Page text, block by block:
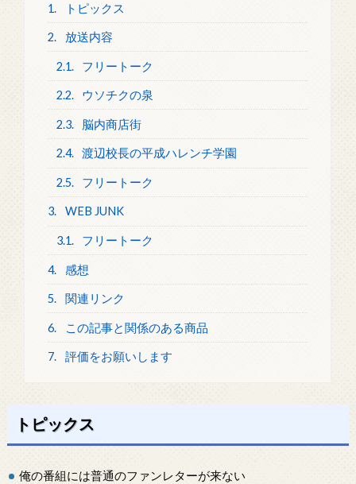
1. トピックス
2. 放送内容
2.1. フリートーク
2.2. ウソチクの泉
2.3. 脳内商店街
2.4. 渡辺校長の平成ハレンチ学園
2.5. フリートーク
3. WEB JUNK
3.1. フリートーク
4. 感想
5. 関連リンク
6. この記事と関係のある商品
7. 評価をお願いします
トピックス
俺の番組には普通のファンレターが来ない